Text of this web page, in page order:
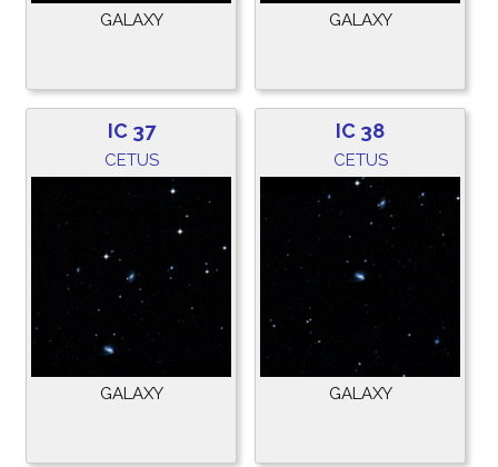
GALAXY GALAXY
IC 37
CETUS
GALAXY
IC 38
CETUS
GALAXY